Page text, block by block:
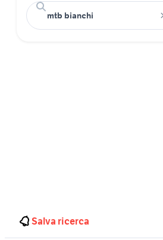
Salva ricerca